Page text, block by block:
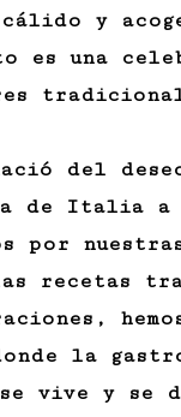
cálido y
es una
del
de Italia a
por
recetas
la
vive y se